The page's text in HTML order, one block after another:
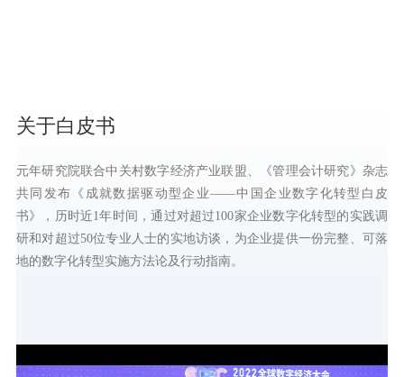
关于白皮书
元年研究院联合中关村数字经济产业联盟、《管理会计研究》杂志
共同发布《成就数据驱动型企业——中国企业数字化转型白皮
书》，历时近1年时间，通过对超过100家企业数字化转型的实践调
研和对超过50位专业人士的实地访谈，为企业提供一份完整、可落
地的数字化转型实施方法论及行动指南。